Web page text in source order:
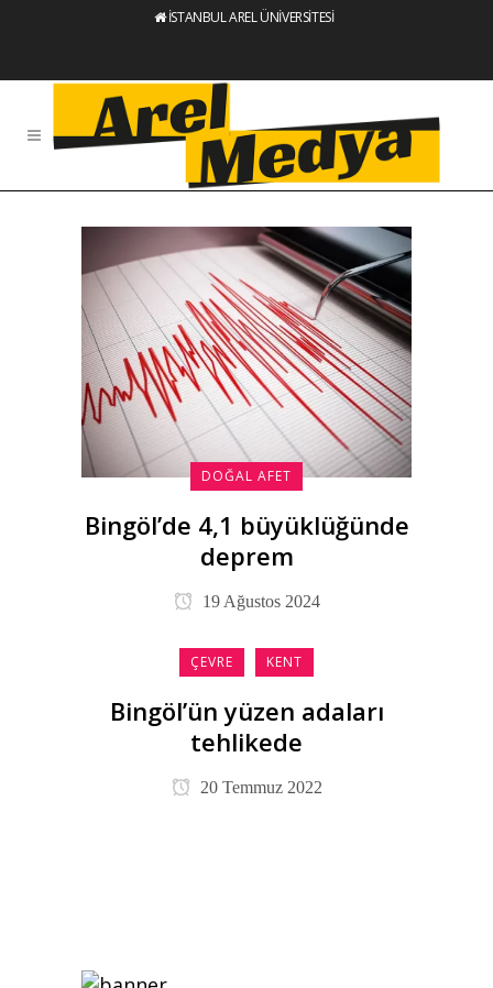
İSTANBUL AREL ÜNİVERSİTESİ
DOĞAL AFET
Bingöl’de 4,1 büyüklüğünde
deprem
19 Ağustos 2024
ÇEVRE KENT
Bingöl’ün yüzen adaları
tehlikede
20 Temmuz 2022